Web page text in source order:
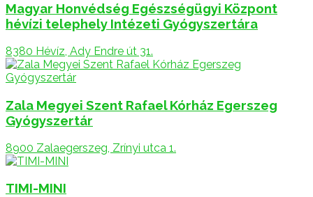
Magyar Honvédség Egészségügyi Központ
hévízi telephely Intézeti Gyógyszertára
8380 Hévíz, Ady Endre út 31.
Zala Megyei Szent Rafael Kórház Egerszeg
Gyógyszertár
8900 Zalaegerszeg, Zrínyi utca 1.
TIMI-MINI